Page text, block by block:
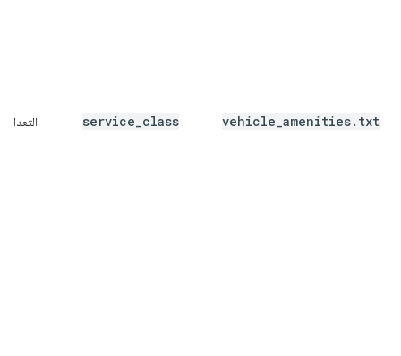
vehicle amenities. txt
service class التعداد